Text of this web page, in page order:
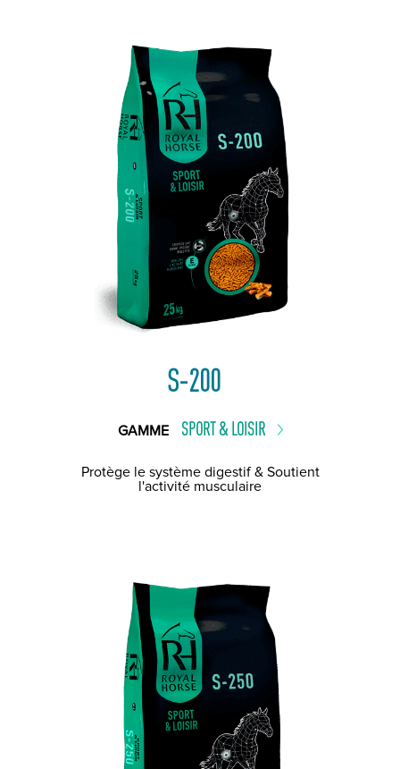
S-200
GAMME SPORT & LOISIR
Protège le système digestif & Soutient
l'activité musculaire